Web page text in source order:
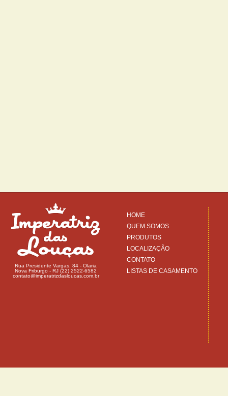
Rua Presidente Vargas, 84 - Olaria
Nova Friburgo - RJ (22) 2522-6582
contato@imperatrizdasloucas.com.br
HOME
QUEM SOMOS
PRODUTOS
LOCALIZAÇÃO
CONTATO
LISTAS DE CASAMENTO